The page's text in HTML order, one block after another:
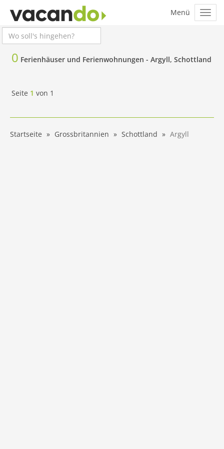
0 Ferienhäuser und Ferienwohnungen - Argyll, Schottland
Seite 1 von 1
Startseite Grossbritannien Schottland Argyll